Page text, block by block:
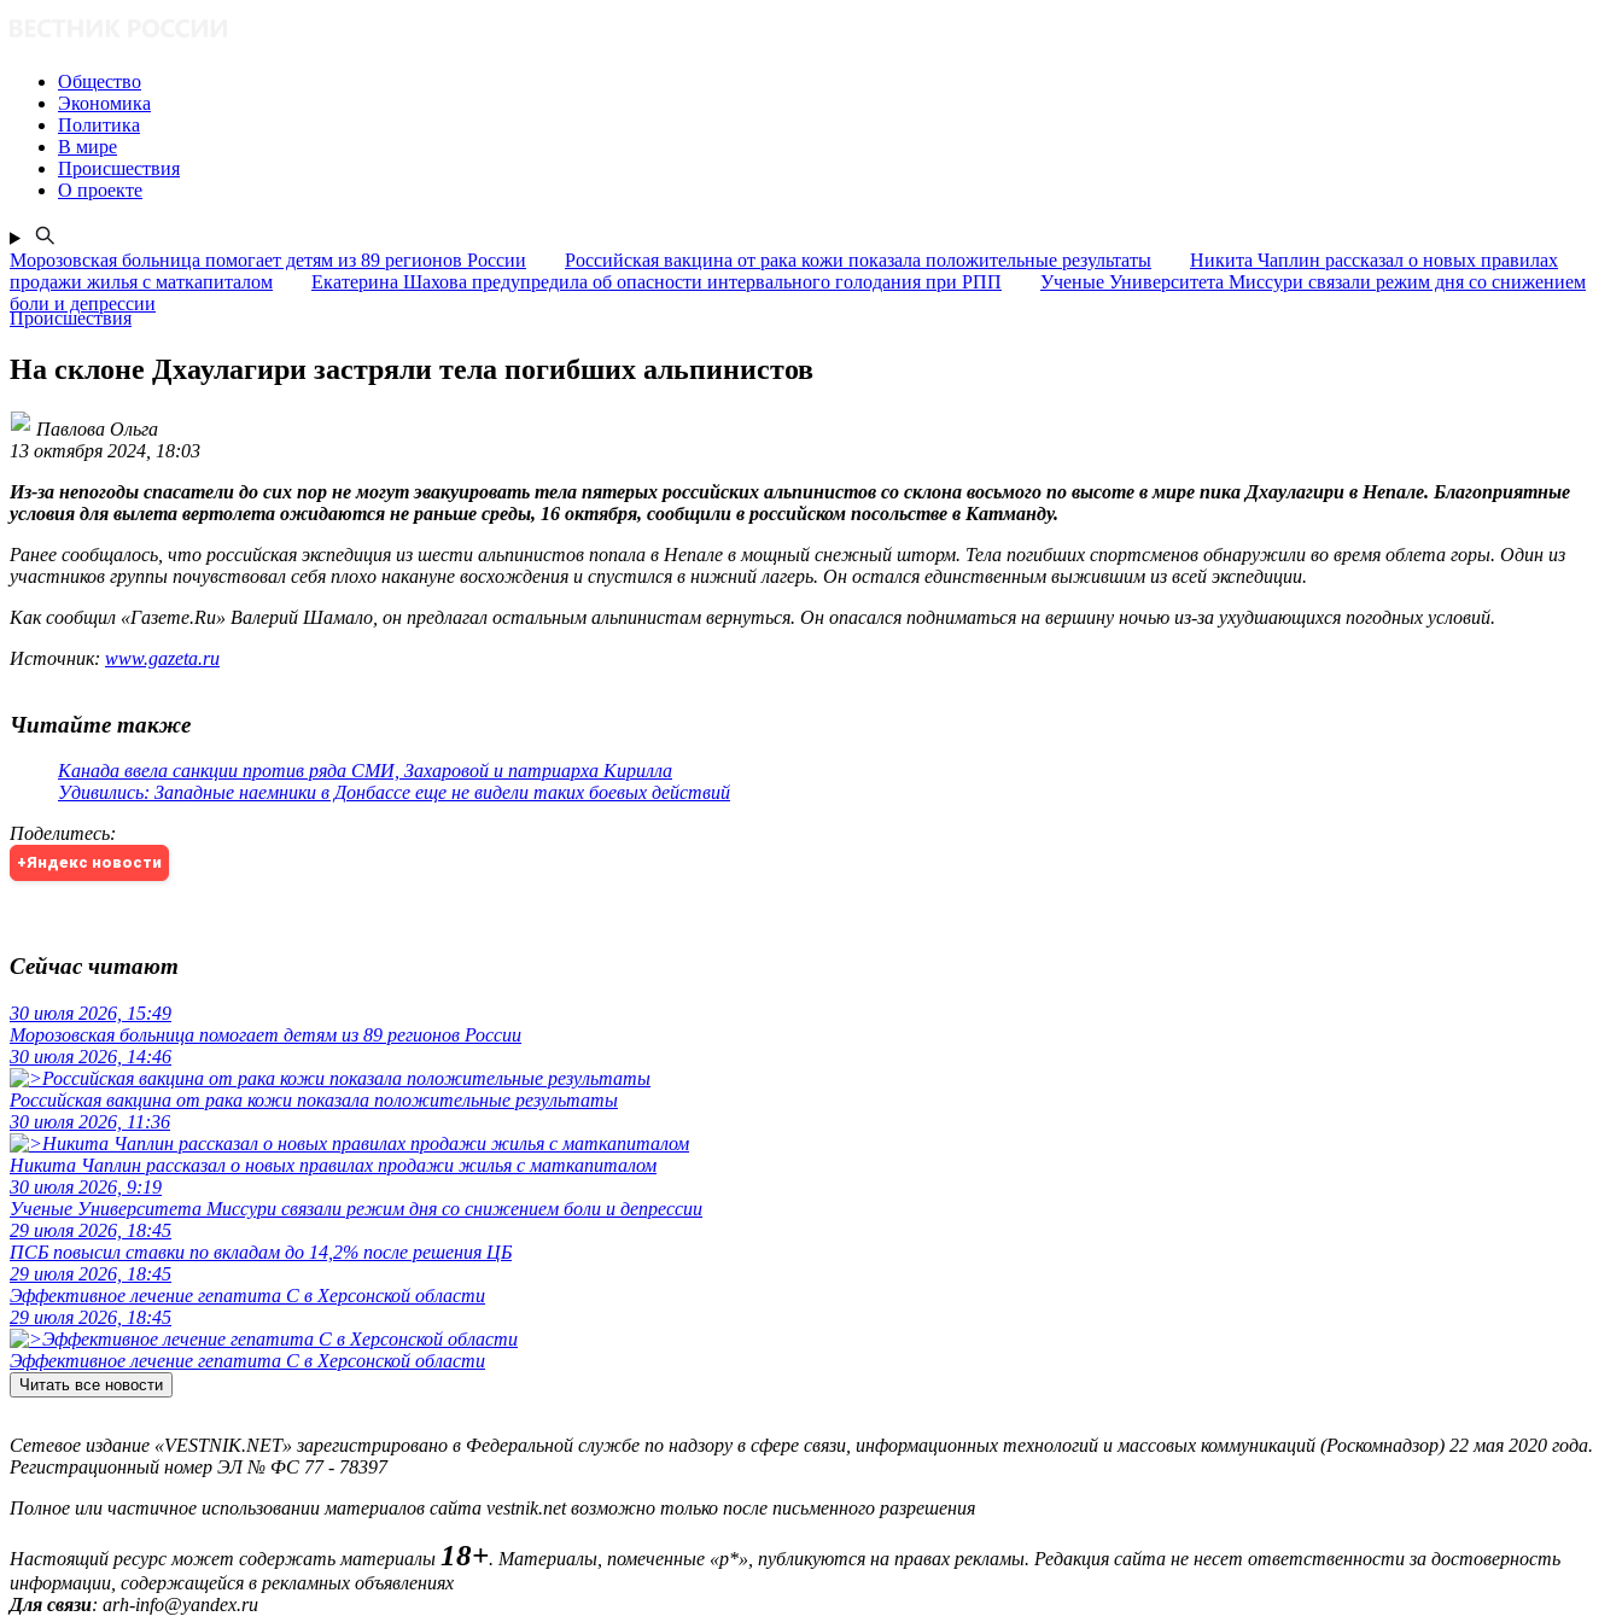
Общество
Экономика
Политика
В мире
Происшествия
О проекте
Морозовская больница помогает детям из 89 регионов России Российская вакцина от рака кожи показала положительные результаты
Никита Чаплин рассказал о новых правилах
продажи жилья с маткапиталом
Екатерина Шахова предупредила об опасности интервального голодания при РПП
Ученые Университета Миссури связали режим дня со снижением
боли и депрессии
Происшествия
На склоне Дхаулагири застряли тела погибших альпинистов
Павлова Ольга
13 октября 2024, 18:03
Из-за непогоды спасатели до сих пор не могут эвакуировать тела пятерых российских альпинистов со склона восьмого по высоте в мире пика Дхаулагири в Непале. Благоприятные
условия для вылета вертолета ожидаются не раньше среды, 16 октября, сообщили в российском посольстве в Катманду.
Ранее сообщалось, что российская экспедиция из шести альпинистов попала в Непале в мощный снежный шторм. Тела погибших спортсменов обнаружили во время облета горы. Один из
участников группы почувствовал себя плохо накануне восхождения и спустился в нижний лагерь. Он остался единственным выжившим из всей экспедиции.
Как сообщил «Газете.Ru» Валерий Шамало, он предлагал остальным альпинистам вернуться. Он опасался подниматься на вершину ночью из-за ухудшающихся погодных условий.
Источник: www.gazeta.ru
Читайте также
Канада ввела санкции против ряда СМИ, Захаровой и патриарха Кирилла
Удивились: Западные наемники в Донбассе еще не видели таких боевых действий
Поделитесь:
+Яндекс новости
Сейчас читают
30 июля 2026, 15:49
Морозовская больница помогает детям из 89 регионов России
30 июля 2026, 14:46
Российская вакцина от рака кожи показала положительные результаты
30 июля 2026, 11:36
Никита Чаплин рассказал о новых правилах продажи жилья с маткапиталом
30 июля 2026, 9:19
Ученые Университета Миссури связали режим дня со снижением боли и депрессии
29 июля 2026, 18:45
ПСБ повысил ставки по вкладам до 14,2% после решения ЦБ
29 июля 2026, 18:45
Эффективное лечение гепатита C в Херсонской области
29 июля 2026, 18:45
Эффективное лечение гепатита C в Херсонской области
Читать все новости
Сетевое издание «VESTNIK.NET» зарегистрировано в Федеральной службе по надзору в сфере связи, информационных технологий и массовых коммуникаций (Роскомнадзор) 22 мая 2020 года.
Регистрационный номер ЭЛ № ФС 77 - 78397
Полное или частичное использовании материалов сайта vestnik.net возможно только после письменного разрешения
Настоящий ресурс может содержать материалы 18+. Материалы, помеченные «р*», публикуются на правах рекламы. Редакция сайта не несет ответственности за достоверность
информации, содержащейся в рекламных объявлениях
Для связи: arh-info@yandex.ru